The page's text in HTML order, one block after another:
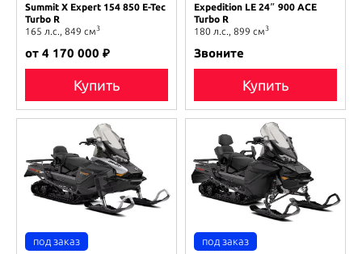
Summit X Expert 154 850 E-Tec
Turbo R
165 л.с., 849 см3
от 4 170 000 ₽
Купить
Expedition LE 24″ 900 ACE
Turbo R
180 л.с., 899 см3
Звоните
Купить